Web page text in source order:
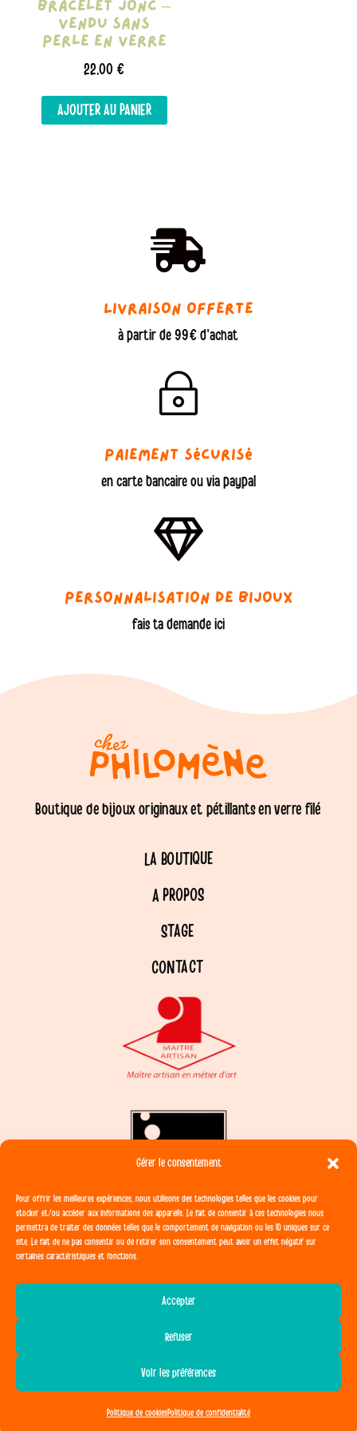
Gérer le consentement
Pour offrir les meilleures expériences, nous utilisons des technologies telles que les cookies pour
stocker et/ou accéder aux informations des appareils. Le fait de consentir à ces technologies nous
permettra de traiter des données telles que le comportement de navigation ou les ID uniques sur ce
site. Le fait de ne pas consentir ou de retirer son consentement peut avoir un effet négatif sur
certaines caractéristiques et fonctions.
Accepter
Refuser
Voir les préférences
Politique de cookiesPolitique de confidentialité
Bracelet Jonc –
vendu sans
perle en verre
22,00 €
AJOUTER AU PANIER

Livraison offerte
à partir de 99€ d'achat
~
Paiement sécurisé
en carte bancaire ou via paypal

Personnalisation de bijoux
fais ta demande ici
Boutique de bijoux originaux et pétillants en verre filé
LA BOUTIQUE
A PROPOS
STAGE
CONTACT
Site créé parMorgane Marie
Mentions légales Politique de Confidentialité